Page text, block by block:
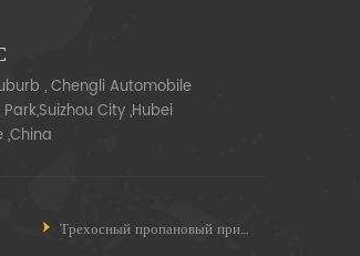
, Chengli Automobile
City ,Hubei
,China
Трехосный пропановый прицеп